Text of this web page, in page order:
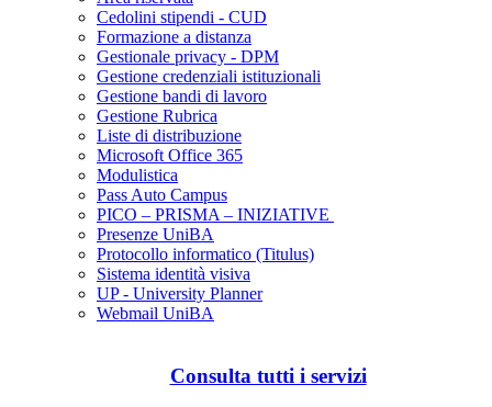
Cedolini stipendi - CUD
Formazione a distanza
Gestionale privacy - DPM
Gestione credenziali istituzionali
Gestione bandi di lavoro
Gestione Rubrica
Liste di distribuzione
Microsoft Office 365
Modulistica
Pass Auto Campus
PICO – PRISMA – INIZIATIVE
Presenze UniBA
Protocollo informatico (Titulus)
Sistema identità visiva
UP - University Planner
Webmail UniBA
Consulta tutti i servizi